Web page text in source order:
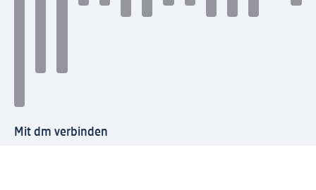
Mit dm verbinden